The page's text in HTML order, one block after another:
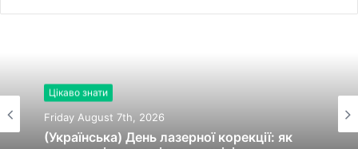
Цікаво знати
Friday August 7th, 2026
(Українська) День лазерної корекції: як